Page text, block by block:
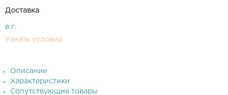
Доставка
в г.
Узнать условия
Описание
Характеристики
Сопутствующие товары